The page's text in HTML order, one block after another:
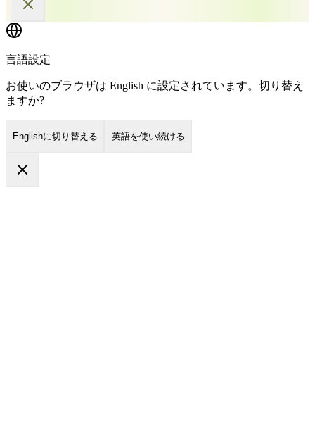
言語設定
お使いのブラウザは English に設定されています。切り替え
ますか?
Englishに切り替える 英語を使い続ける